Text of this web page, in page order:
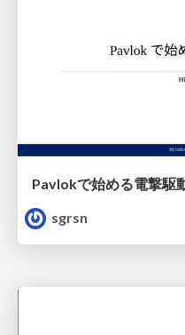
Pavlokで始める電撃駆
sgrsn